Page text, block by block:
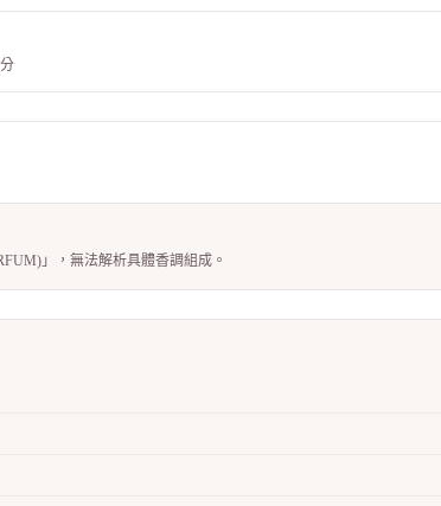
」，無法解析具體香調組成。